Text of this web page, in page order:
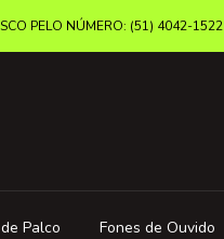
PELO NÚMERO: (51) 4042-1522
Palco Fones de Ouvido